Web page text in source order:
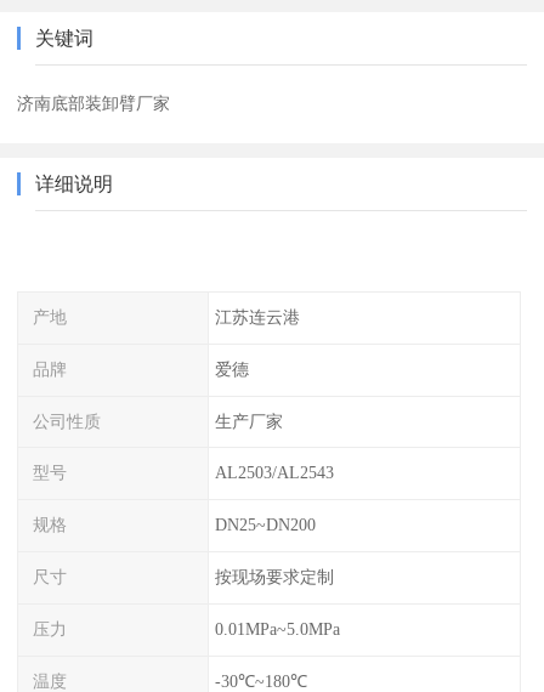
关键词
济南底部装卸臂厂家
详细说明
产地 江苏连云港
品牌 爱德
公司性质 生产厂家
型号 AL2503/AL2543
规格 DN25~DN200
尺寸 按现场要求定制
压力 0.01MPa~5.0MPa
温度 -30℃~180℃